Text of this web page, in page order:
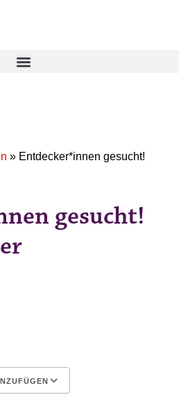
» Entdecker*innen gesucht!
gesucht!